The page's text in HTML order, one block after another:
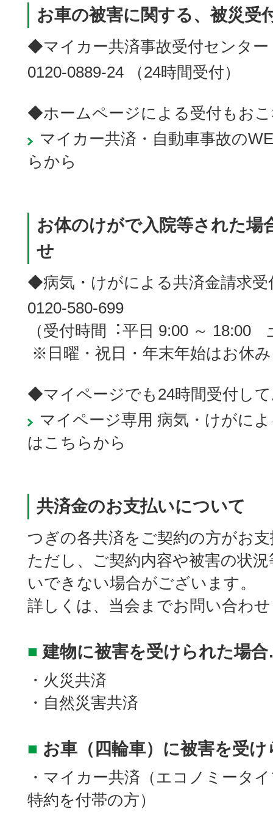
お車の被害に関する、被災受
◆マイカー共済事故受付センター
0120-0889-24 （24時間受付）
◆ホームページによる受付もお
マイカー共済・自動車事故の
らから
お体のけがで入院等された場
せ
◆病気・けがによる共済金請求受
0120-580-699
（受付時間︓平日 9:00 ～ 18:00
※日曜・祝日・年末年始はお休み
◆マイページでも24時間受付し
マイページ専用 病気・けがに
はこちらから
共済金のお支払いについて
つぎの各共済をご契約の方がお
ただし、ご契約内容や被害の状
いできない場合がございます。
詳しくは、当会までお問い合わ
■ 建物に被害を受けられた場
・火災共済
・自然災害共済
■ お車（四輪車）に被害を受
・マイカー共済（エコノミータ
特約を付帯の方）